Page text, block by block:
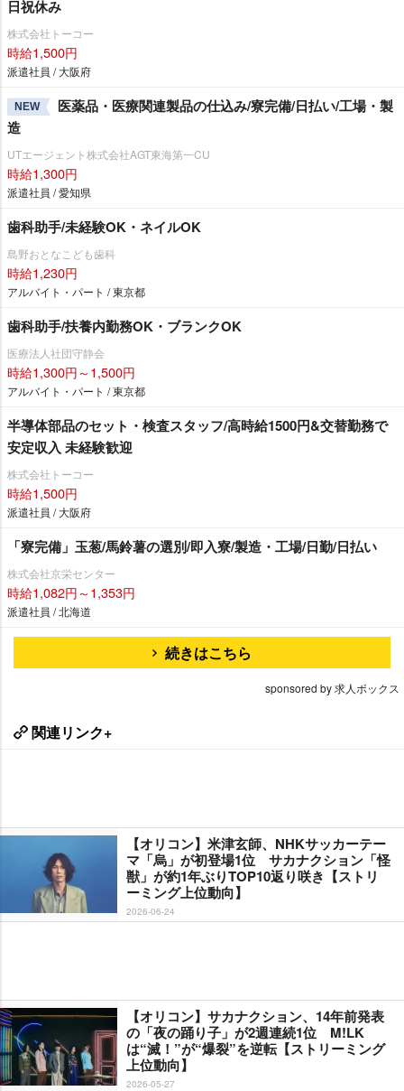
日祝休み
株式会社トーコー
時給1,500円
派遣社員 / 大阪府
NEW
医薬品・医療関連製品の仕込み/寮完備/日払い/工場・製
造
UTエージェント株式会社AGT東海第一CU
時給1,300円
派遣社員 / 愛知県
歯科助手/未経験OK・ネイルOK
島野おとなこども歯科
時給1,230円
アルバイト・パート / 東京都
歯科助手/扶養内勤務OK・ブランクOK
医療法人社団守静会
時給1,300円～1,500円
アルバイト・パート / 東京都
半導体部品のセット・検査スタッフ/高時給1500円&交替勤務で
安定収入 未経験歓迎
株式会社トーコー
時給1,500円
派遣社員 / 大阪府
「寮完備」玉葱/馬鈴薯の選別/即入寮/製造・工場/日勤/日払い
株式会社京栄センター
時給1,082円～1,353円
派遣社員 / 北海道
続きはこちら
sponsored by 求人ボックス
関連リンク+
【オリコン】米津玄師、NHKサッカーテー
マ「烏」が初登場1位 サカナクション「怪
獣」が約1年ぶりTOP10返り咲き【ストリ
ーミング上位動向】
2026-06-24
【オリコン】サカナクション、14年前発表
の「夜の踊り子」が2週連続1位 M!LK
は“滅！”が“爆裂”を逆転【ストリーミング
上位動向】
2026-05-27